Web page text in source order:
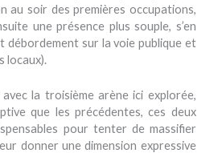
au soir des premières occupations,
une présence plus souple, s’en
sur la voie publique et
locaux).
la troisième arène ici explorée,
que les précédentes, ces deux
pour tenter de massifier
donner une dimension expressive